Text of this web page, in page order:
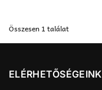
A
változatok
termékoldalon
Összesen 1 találat
ELÉRHETŐSÉGEINK